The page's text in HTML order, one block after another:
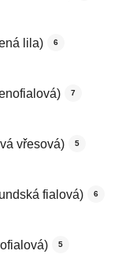
lila) 6
7
vřesová) 5
fialová) 6
5